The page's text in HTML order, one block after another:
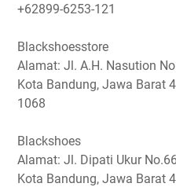
+62899-6253-121
Blackshoesstore
Alamat: Jl. A.H. Nasution
Kota Bandung, Jawa Barat
1068
Blackshoes
Alamat: Jl. Dipati Ukur
Kota Bandung, Jawa Barat